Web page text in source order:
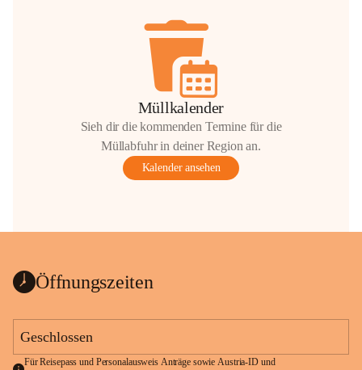
Müllkalender
Sieh dir die kommenden Termine für die
Müllabfuhr in deiner Region an.
Kalender ansehen
Öffnungszeiten
Geschlossen
Für Reisepass und Personalausweis Anträge sowie Austria-ID und